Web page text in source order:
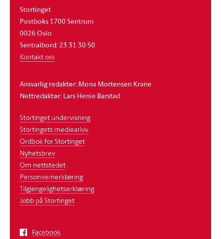
Stortinget
Postboks 1700 Sentrum
0026 Oslo
Sentralbord: 23 31 30 50
Kontakt oss
Ansvarlig redaktør: Mona Mortensen Krane
Nettredaktør: Lars Henie Barstad
Stortinget undervisning
Stortingets mediearkiv
Ordbok for Stortinget
Nyhetsbrev
Om nettstedet
Personvernerklæring
Tilgjengelighetserklæring
Jobb på Stortinget
Facebook